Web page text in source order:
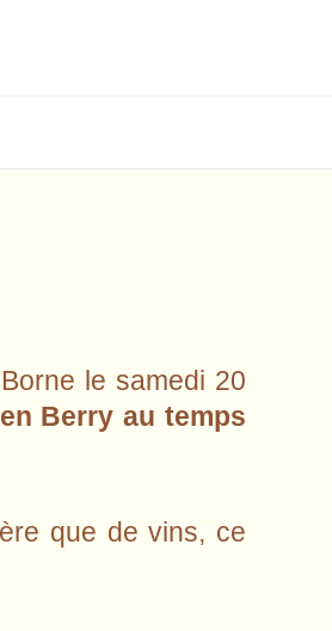
le samedi 20
Berry au temps
que de vins, ce